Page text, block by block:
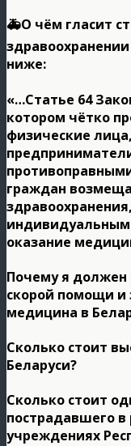
🚑О чём гласит
ниже:
«…Статье 64
котором чётко
физические
граждан
оказание
Почему я должен
скорой помощи и
медицина в
Сколько стоит
Беларуси?
Сколько стоит
пострадавшего
учреждениях